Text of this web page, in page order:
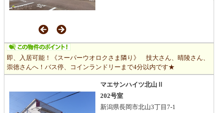
即、入居可能！《スーパーウオロクさま隣り》 技大さん、晴陵さん、
崇徳さんへ！バス停、コインランドリーまで4分以内です★
マエサンハイツ北山Ⅱ
202号室
新潟県長岡市北山3丁目7-1